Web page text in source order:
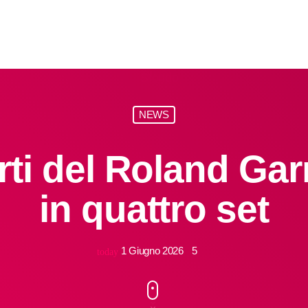
NEWS
del Roland
in quattro set
today 1 Giugno 2026 5